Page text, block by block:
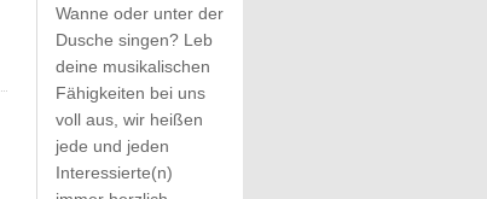
Wanne oder unter der
Dusche singen? Leb
deine musikalischen
Fähigkeiten bei uns
voll aus, wir heißen
jede und jeden
Interessierte(n)